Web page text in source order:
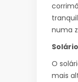
numa
Solário
O
mais